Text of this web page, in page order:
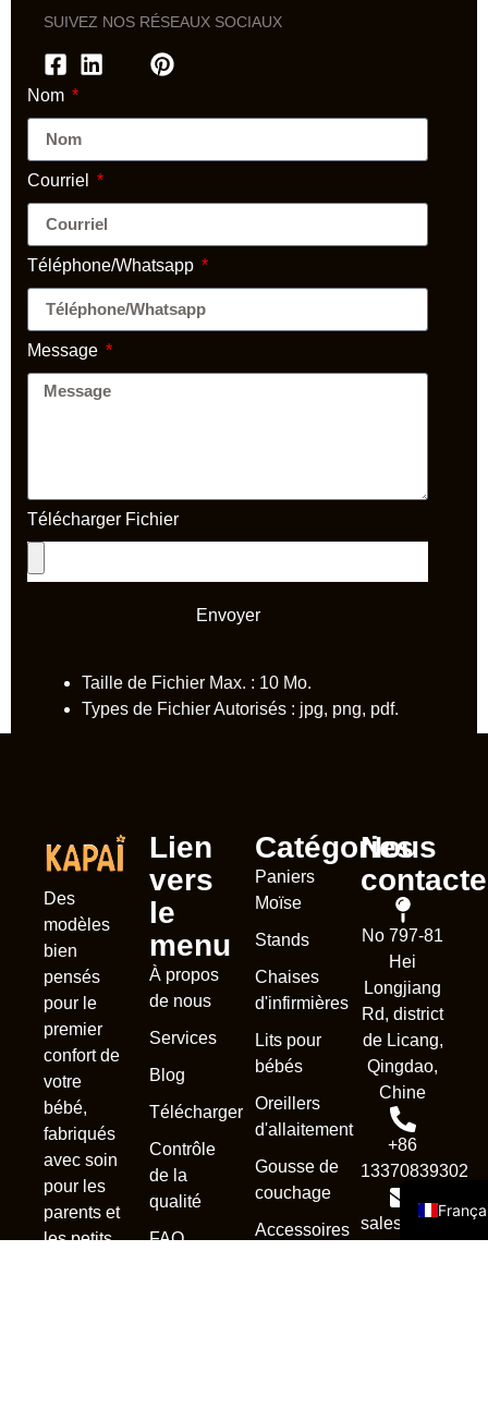
SUIVEZ NOS RÉSEAUX SOCIAUX
Nom
Courriel
Téléphone/Whatsapp
Message
Télécharger Fichier
Envoyer
Taille de Fichier Max. : 10 Mo.
Types de Fichier Autorisés : jpg, png, pdf.
Des
modèles
bien
pensés
pour le
premier
confort de
votre
bébé,
fabriqués
avec soin
pour les
parents et
les petits.
Lien
vers
le
menu
À propos
de nous
Services
Blog
Télécharger
Contrôle
de la
qualité
FAQ
Catégories
Paniers
Moïse
Stands
Chaises
d'infirmières
Lits pour
bébés
Oreillers
d'allaitement
Gousse de
couchage
Accessoires
Nous
No 797-81
Hei
Longjiang
Rd, district
de Licang,
Qingdao,
Chine
+86
13370839302
English